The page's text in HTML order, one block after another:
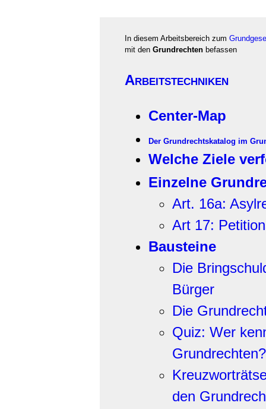
In diesem Arbeitsbereich zum
mit den Grundrechten befassen
Arbeitstechniken
Center-Map
Der Grundrechtskatalog im
Welche Ziele
Einzelne
Art. 16a:
Art 17:
Bausteine
Die
Bürger
Die
Quiz: Wer
Grundrechten?
den